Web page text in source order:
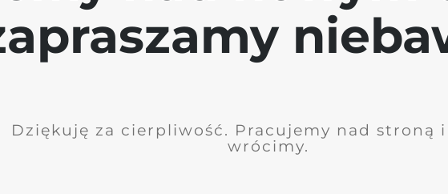
Dziękuję za cierpliwość. Pracujemy nad stroną
wrócimy.